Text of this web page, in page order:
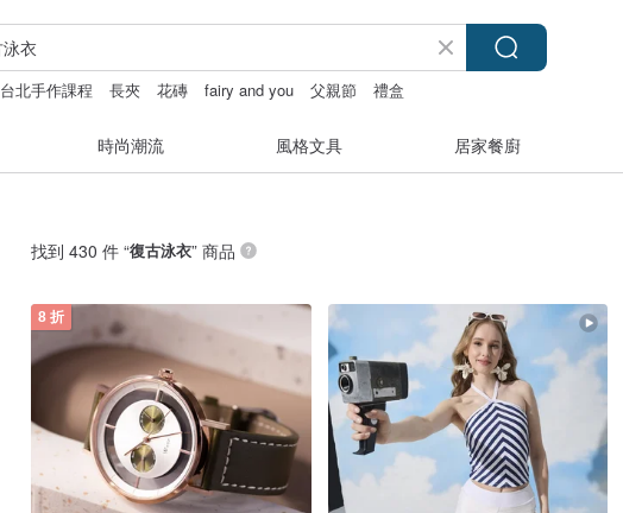
台北手作課程 長夾 花磚 fairy and you 父親節
禮盒
時尚潮流 風格文具 居家餐廚
找到 430 件 “復古泳衣” 商品
8 折